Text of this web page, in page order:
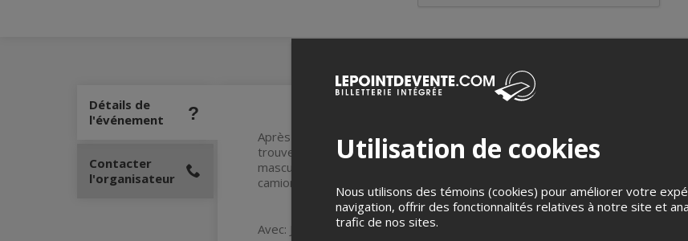
Détails de
l'événement
Après avoir passé sa vie à être le gars
qui n’a pas le tour d’être un homme
,
trouver sa virilité. Couilles de Camion est une virée déjanté, un road-movie
masculinité et questionne la signalisation sur le chemin qui fait les hommes.
camions, au bout de la route, il deviendra un homme, un vrai.
Avec: Jérome Bérubé
Contacter
l'organisateur
Utilisation de cookies
Nous utilisons des témoins (cookies) pour améliorer votre
navigation, offrir des fonctionnalités relatives à notre site et
trafic de nos sites.